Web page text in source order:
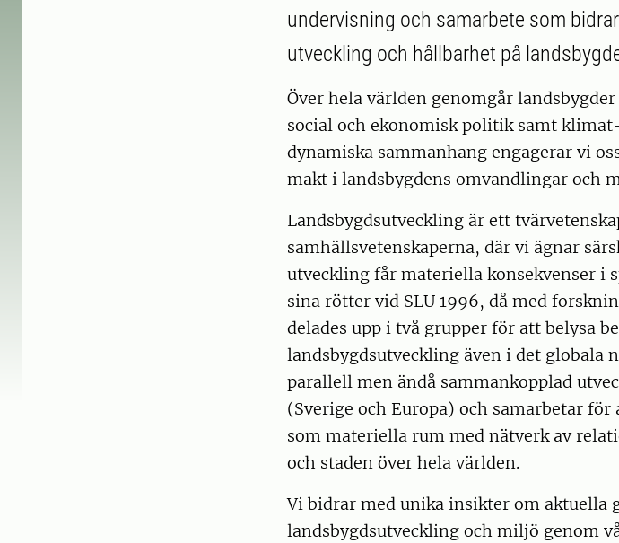
undervisning och samarbete som
utveckling och hållbarhet på
Över hela världen genomgår
social och ekonomisk politik samt
dynamiska sammanhang engagerar vi
makt i landsbygdens omvandlingar och
Landsbygdsutveckling är ett
samhällsvetenskaperna, där vi ägnar
utveckling får materiella konsekvenser i
sina rötter vid SLU 1996, då med
delades upp i två grupper för att belysa
landsbygdsutveckling även i det globala
parallell men ändå sammankopplad
(Sverige och Europa) och samarbetar
som materiella rum med nätverk av
och staden över hela världen.
Vi bidrar med unika insikter om aktuella
landsbygdsutveckling och miljö genom